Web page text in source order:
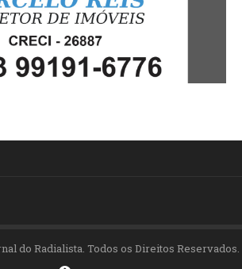
do Radialista. Todos os Direitos Reservados.